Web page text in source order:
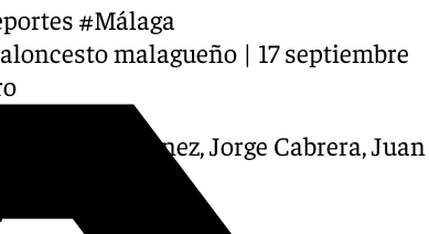
#Málaga
malagueño | 17 septiembre
Pedro Jiménez, Jorge Cabrera, Juan